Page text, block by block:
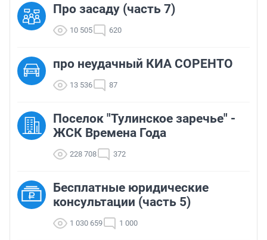
Про засаду (часть 7)
10 505 620
про неудачный КИА СОРЕНТО
13 536 87
Поселок "Тулинское заречье" -
ЖСК Времена Года
228 708 372
Бесплатные юридические
консультации (часть 5)
1 030 659 1 000